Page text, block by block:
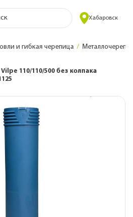
Хабаровск
и гибкая черепица
110/110/500 без колпака